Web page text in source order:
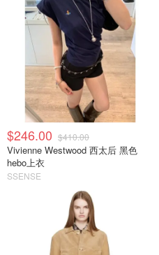
$246.00 $410.00
Vivienne Westwood 西太后 黑色
hebo上衣
SSENSE